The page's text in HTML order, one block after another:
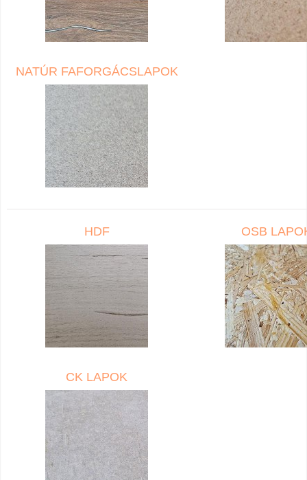
NATÚR FAFORGÁCSLAPOK
HDF OSB
CK LAPOK